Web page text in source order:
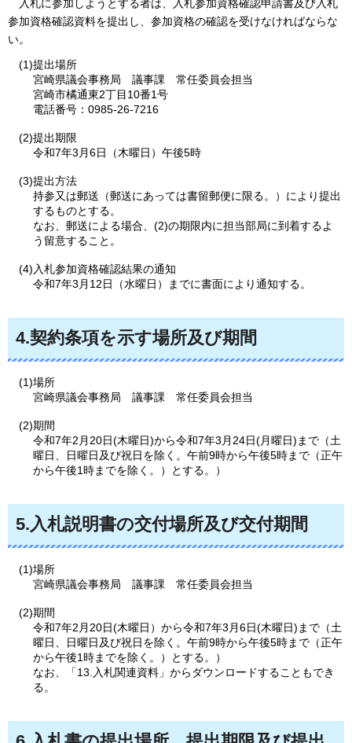
入札に参加しようとする者は、入札参加資格確認申請書及び入札
参加資格確認資料を提出し、参加資格の確認を受けなければならな
い。
(1)提出場所
宮崎県議会事務局
議事課
常任委員会担当
宮崎市橘通東2丁目10番1号
電話番号：0985-26-7216
(2)提出期限
令和7年3月6日（木曜日）午後5時
(3)提出方法
持参又は郵送（郵送にあっては書留郵便に限る。）により提出
するものとする。
なお、郵送による場合、(2)の期限内に担当部局に到着するよ
う留意すること。
(4)入札参加資格確認結果の通知
令和7年3月12日（水曜日）までに書面により通知する。
4.契約条項を示す場所及び期間
(1)場所
宮崎県議会事務局
議事課 常任委員会担当
(2)期間
令和7年2月20日(木曜日)から令和7年3月24日(月曜日)まで（土
曜日、日曜日及び祝日を除く。午前9時から午後5時まで（正午
から午後1時までを除く。）とする。）
5.入札説明書の交付場所及び交付期間
(1)場所
宮崎県議会事務局
議事課 常任委員会担当
(2)期間
令和7年2月20日(木曜日）から令和7年3月6日(木曜日)まで（土
曜日、日曜日及び祝日を除く。午前9時から午後5時まで（正午
から午後1時までを除く。）とする。）
なお、「13.入札関連資料」からダウンロードすることもでき
る。